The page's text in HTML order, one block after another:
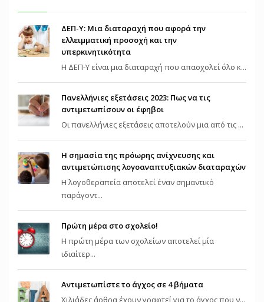
ΔΕΠ-Υ: Μια διαταραχή που αφορά την
ελλειμματική προσοχή και την
υπερκινητικότητα
Η ΔΕΠ-Υ είναι μια διαταραχή που απασχολεί όλο κ...
Πανελλήνιες εξετάσεις 2023: Πως να τις
αντιμετωπίσουν οι έφηβοι
Οι πανελλήνιες εξετάσεις αποτελούν μια από τις ...
Η σημασία της πρόωρης ανίχνευσης και
αντιμετώπισης λογοαναπτυξιακών διαταραχών
Η λογοθεραπεία αποτελεί έναν σημαντικό
παράγοντ...
Πρώτη μέρα στο σχολείο!
Η πρώτη μέρα των σχολείων αποτελεί μία
ιδιαίτερ...
Αντιμετωπίστε το άγχος σε 4 βήματα
Χιλιάδες άρθρα έχουν γραφτεί για το άγχος που ν...